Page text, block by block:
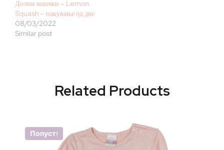
Долни маички – Lemon
Squash – пакување од две
08/03/2022
Similar post
Related Products
Попуст!